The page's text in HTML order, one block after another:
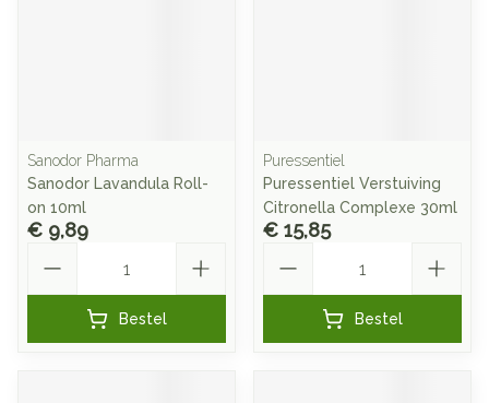
Sanodor Pharma
Sanodor Lavandula Roll-
on 10ml
€ 9,89
Bestel
Puressentiel
Puressentiel Verstuiving
Citronella Complexe 30ml
€ 15,85
Bestel